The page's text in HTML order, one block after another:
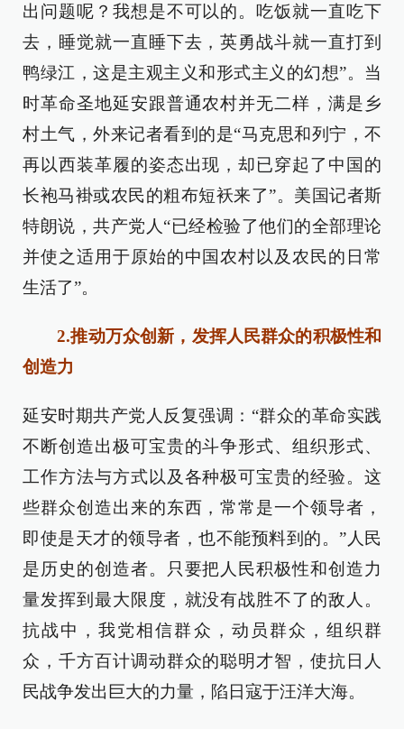
出问题呢？我想是不可以的。吃饭就一直吃下
去，睡觉就一直睡下去，英勇战斗就一直打到
鸭绿江，这是主观主义和形式主义的幻想”。当
时革命圣地延安跟普通农村并无二样，满是乡
村土气，外来记者看到的是“马克思和列宁，不
再以西装革履的姿态出现，却已穿起了中国的
长袍马褂或农民的粗布短袄来了”。美国记者斯
特朗说，共产党人“已经检验了他们的全部理论
并使之适用于原始的中国农村以及农民的日常
生活了”。
2.推动万众创新，发挥人民群众的积极性和
创造力
延安时期共产党人反复强调：“群众的革命实践
不断创造出极可宝贵的斗争形式、组织形式、
工作方法与方式以及各种极可宝贵的经验。这
些群众创造出来的东西，常常是一个领导者，
即使是天才的领导者，也不能预料到的。”人民
是历史的创造者。只要把人民积极性和创造力
量发挥到最大限度，就没有战胜不了的敌人。
抗战中，我党相信群众，动员群众，组织群
众，千方百计调动群众的聪明才智，使抗日人
民战争发出巨大的力量，陷日寇于汪洋大海。